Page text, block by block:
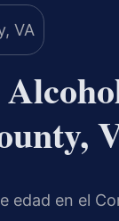
edad en el